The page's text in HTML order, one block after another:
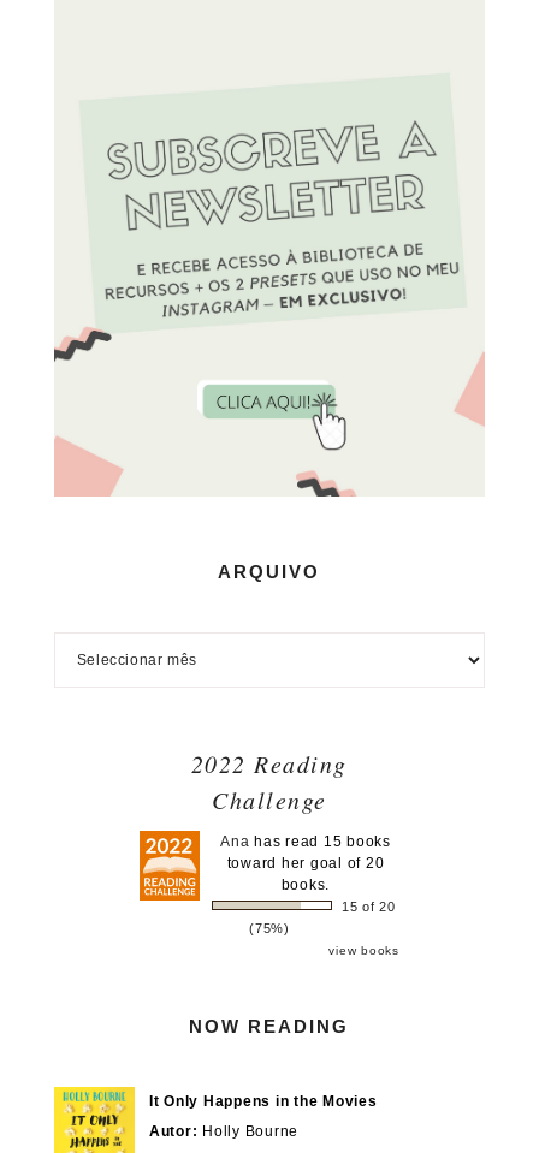
ARQUIVO
2022 Reading
Challenge
Ana has read 15 books
toward her goal of 20
books.
15 of 20
(75%)
view books
NOW READING
It Only Happens in the Movies
Autor: Holly Bourne